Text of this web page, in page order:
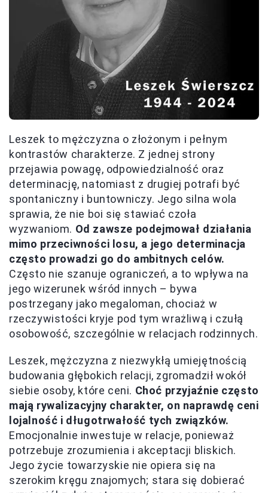
Leszek to mężczyzna o złożonym i pełnym
kontrastów charakterze. Z jednej strony
przejawia powagę, odpowiedzialność oraz
determinację, natomiast z drugiej potrafi być
spontaniczny i buntowniczy. Jego silna wola
sprawia, że nie boi się stawiać czoła
wyzwaniom. Od zawsze podejmował działania
mimo przeciwności losu, a jego determinacja
często prowadzi go do ambitnych celów.
Często nie szanuje ograniczeń, a to wpływa na
jego wizerunek wśród innych – bywa
postrzegany jako megaloman, chociaż w
rzeczywistości kryje pod tym wrażliwą i czułą
osobowość, szczególnie w relacjach rodzinnych.
Leszek, mężczyzna z niezwykłą umiejętnością
budowania głębokich relacji, zgromadził wokół
siebie osoby, które ceni. Choć przyjaźnie często
mają rywalizacyjny charakter, on naprawdę ceni
lojalność i długotrwałość tych związków.
Emocjonalnie inwestuje w relacje, ponieważ
potrzebuje zrozumienia i akceptacji bliskich.
Jego życie towarzyskie nie opiera się na
szerokim kręgu znajomych; stara się dobierać